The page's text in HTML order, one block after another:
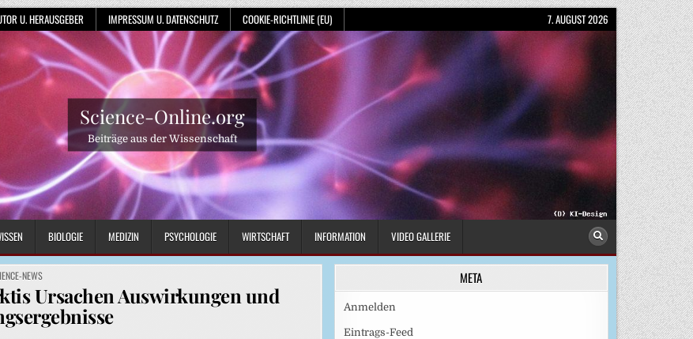
U. HERAUSGEBER IMPRESSUM U. DATENSCHUTZ COOKIE-RICHTLINIE (EU) 7. AUGUST 2026
Science-Online.org
Beiträge aus der Wissenschaft
BIOLOGIE MEDIZIN PSYCHOLOGIE WIRTSCHAFT INFORMATION VIDEO GALLERIE
NEWS
Ursachen Auswirkungen und
META
Anmelden
Eintrags-Feed